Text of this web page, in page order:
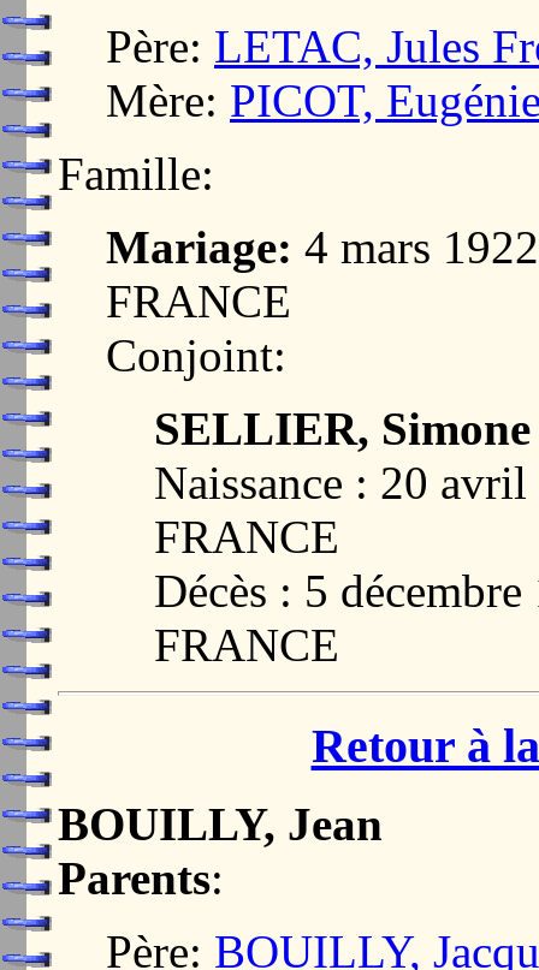
Père: LETAC, Jules
Mère: PICOT,
Famille:
Mariage: 4 mars
FRANCE
Conjoint:
SELLIER,
Naissance : 20
FRANCE
Décès : 5
FRANCE
Retour à
BOUILLY, Jean
Parents:
Père: BOUILLY,